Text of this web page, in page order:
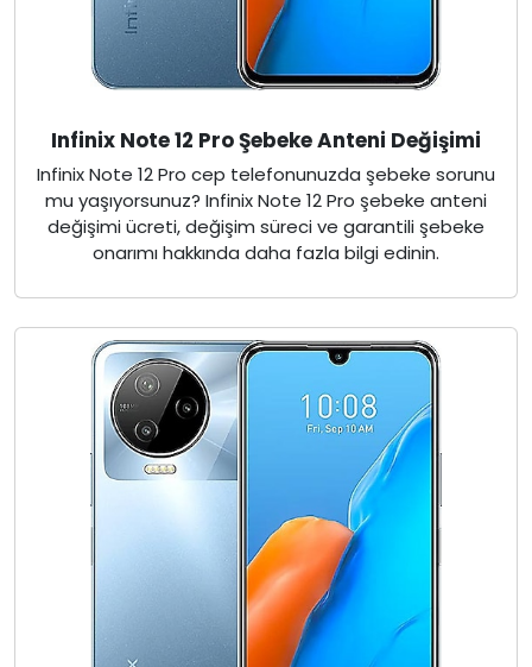
Infinix Note 12 Pro Şebeke Anteni Değişimi
Infinix Note 12 Pro cep telefonunuzda şebeke sorunu
mu yaşıyorsunuz? Infinix Note 12 Pro şebeke anteni
değişimi ücreti, değişim süreci ve garantili şebeke
onarımı hakkında daha fazla bilgi edinin.